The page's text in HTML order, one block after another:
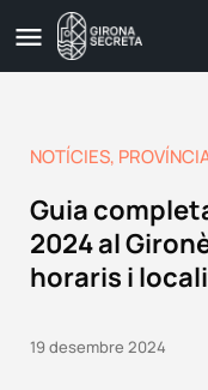
NOTÍCIES,
Guia
2024 al
horaris i
19 desembre 2024